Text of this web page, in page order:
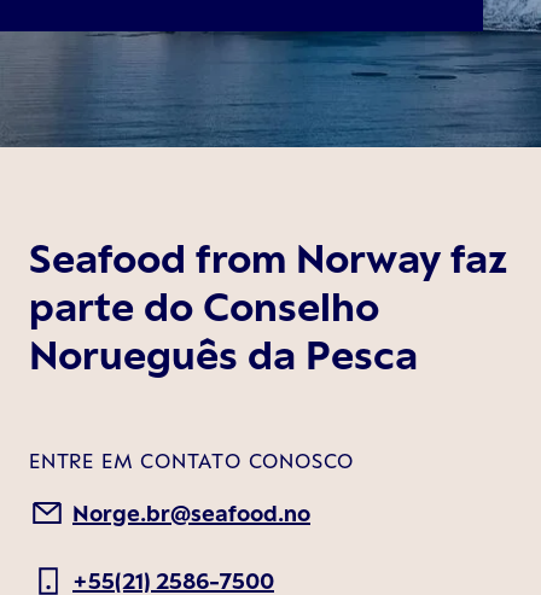
Seafood from Norway faz
parte do Conselho
Norueguês da Pesca
ENTRE EM CONTATO CONOSCO
Norge.br@seafood.no
+55(21) 2586-7500